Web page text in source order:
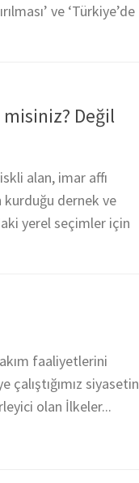
ve ‘Türkiye’de
misiniz? Değil
alan, imar affı
kurduğu dernek ve
yerel seçimler için
faaliyetlerini
siyasetin
olan İlkeler...